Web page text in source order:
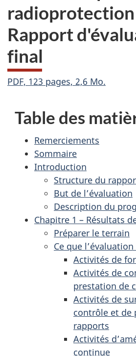
radioprotection
Rapport
final
PDF, 123 pages, 2,6 Mo.
Table des
Remerciements
Sommaire
Introduction
Structure du
But de l’évaluation
Description du
Chapitre 1 – Résultats
Préparer le terrain
Ce que
Activités de
Activités de
prestation de
Activités de
contrôle et de
rapports
Activités
continue